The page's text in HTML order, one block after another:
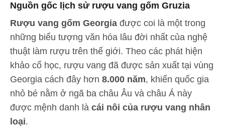
Nguồn gốc lịch sử rượu vang gốm Gruzia
Rượu vang gốm Georgia được coi là một trong
những biểu tượng văn hóa lâu đời nhất của nghệ
thuật làm rượu trên thế giới. Theo các phát hiện
khảo cổ học, rượu vang đã được sản xuất tại vùng
Georgia cách đây hơn 8.000 năm, khiến quốc gia
nhỏ bé nằm ở ngã ba châu Âu và châu Á này
được mệnh danh là cái nôi của rượu vang nhân
loại.